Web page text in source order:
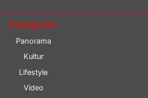
Kategorien
Panorama
Kultur
Lifestyle
Video